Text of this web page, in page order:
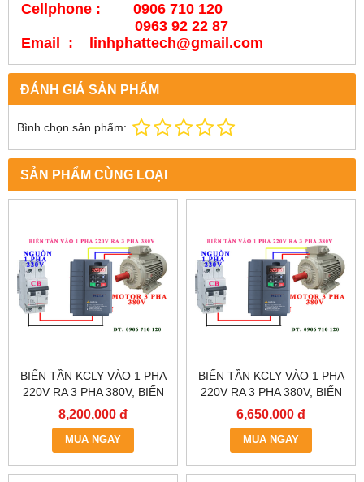
Cellphone : 0906 710 120
0963 92 22 87
Email : linhphattech@gmail.com
ĐÁNH GIÁ SẢN PHẨM
Bình chọn sản phẩm:
SẢN PHẨM CÙNG LOẠI
BIẾN TẦN KCLY VÀO 1 PHA
220V RA 3 PHA 380V, BIẾN
TẦN KCLY KOC600-011GT3-
B
8,200,000 đ
MUA NGAY
BIẾN TẦN KCLY VÀO 1 PHA
220V RA 3 PHA 380V, BIẾN
TẦN KCLY KOC600-
7R5GT3-B
6,650,000 đ
MUA NGAY